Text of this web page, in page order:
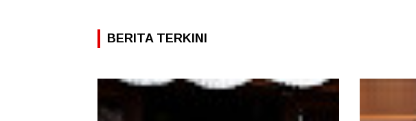
BERITA TERKINI